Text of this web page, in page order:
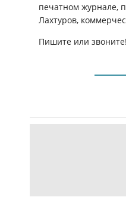
печатном журнале,
Лахтуров,
Пишите или